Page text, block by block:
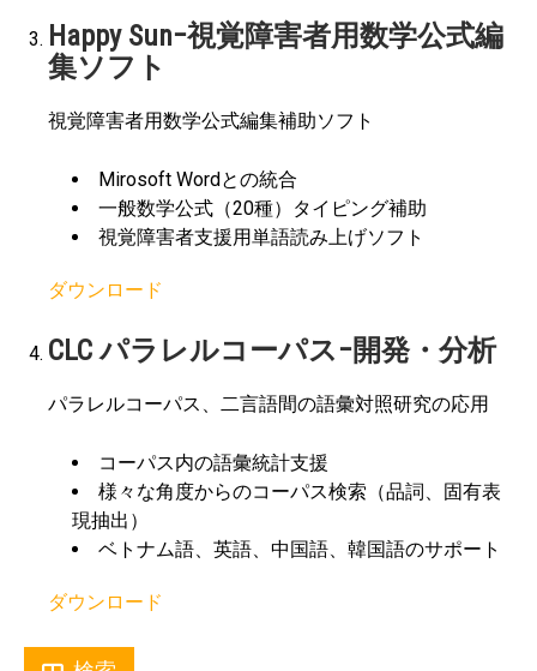
Happy Sun−視覚障害者用数学公式編
集ソフト
視覚障害者用数学公式編集補助ソフト
Mirosoft Wordとの統合
一般数学公式（20種）タイピング補助
視覚障害者支援用単語読み上げソフト
ダウンロード
CLC パラレルコーパス−開発・分析
パラレルコーパス、二言語間の語彙対照研究の応用
コーパス内の語彙統計支援
様々な角度からのコーパス検索（品詞、固有表
現抽出）
ベトナム語、英語、中国語、韓国語のサポート
ダウンロード